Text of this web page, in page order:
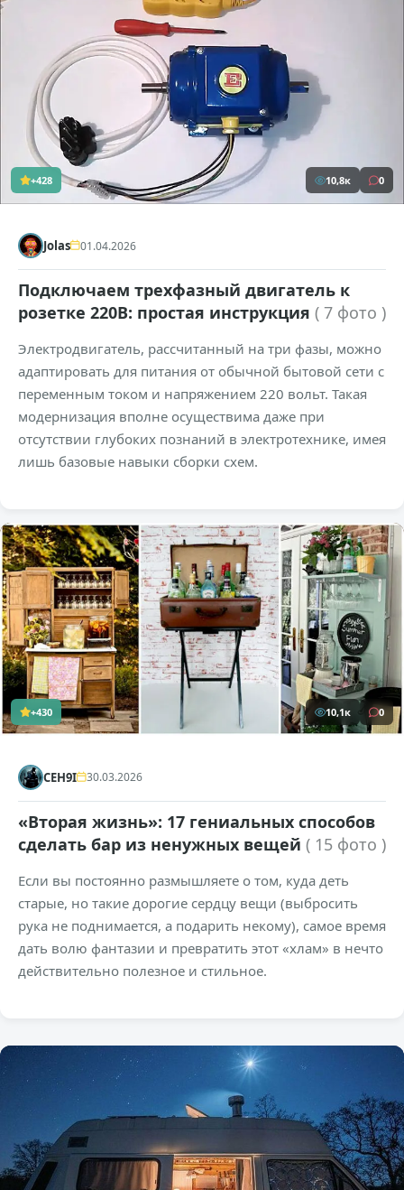
+428 10,8к 0
Jolas 01.04.2026
Подключаем трехфазный двигатель к
розетке 220В: простая инструкция ( 7 фото )
Электродвигатель, рассчитанный на три фазы, можно
адаптировать для питания от обычной бытовой сети с
переменным током и напряжением 220 вольт. Такая
модернизация вполне осуществима даже при
отсутствии глубоких познаний в электротехнике, имея
лишь базовые навыки сборки схем.
+430 10,1к 0
CEH9I 30.03.2026
«Вторая жизнь»: 17 гениальных способов
сделать бар из ненужных вещей ( 15 фото )
Если вы постоянно размышляете о том, куда деть
старые, но такие дорогие сердцу вещи (выбросить
рука не поднимается, а подарить некому), самое время
дать волю фантазии и превратить этот «хлам» в нечто
действительно полезное и стильное.